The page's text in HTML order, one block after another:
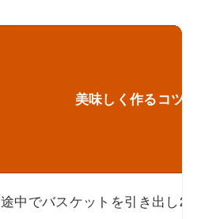
美味しく作るコツ
途中でバスケットを引き出し2